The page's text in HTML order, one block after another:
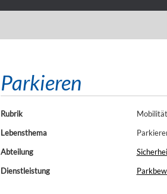
Parkieren
Rubrik
Mobilität
Lebensthema
Abteilung
Dienstleistung